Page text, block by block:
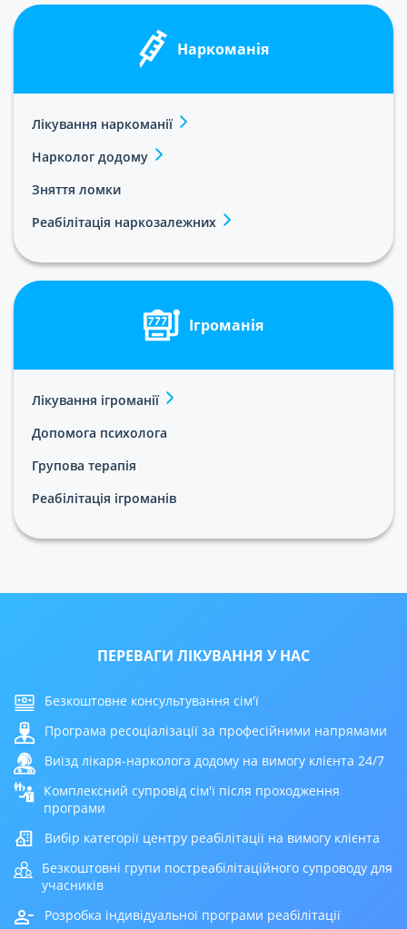
Наркоманія
Лікування наркоманії
Нарколог додому
Зняття ломки
Реабілітація наркозалежних
Ігроманія
Лікування ігроманії
Допомога психолога
Групова терапія
Реабілітація ігроманів
ПЕРЕВАГИ ЛІКУВАННЯ У НАС
Безкоштовне консультування сім'ї
Програма ресоціалізації за професійними напрямами
Виїзд лікаря-нарколога додому на вимогу клієнта 24/7
Комплексний супровід сім'ї після проходження
програми
Вибір категорії центру реабілітації на вимогу клієнта
Безкоштовні групи постреабілітаційного супроводу для
учасників
Розробка індивідуальної програми реабілітації